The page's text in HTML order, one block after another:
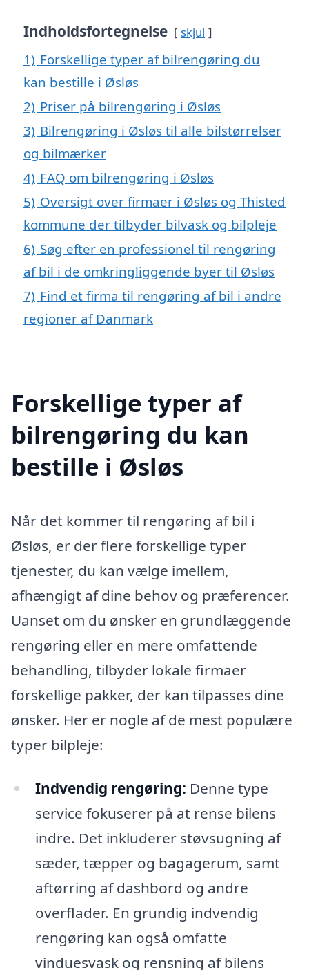
Indholdsfortegnelse skjul
1) Forskellige typer af bilrengøring du
kan bestille i Øsløs
2) Priser på bilrengøring i Øsløs
3) Bilrengøring i Øsløs til alle bilstørrelser
og bilmærker
4) FAQ om bilrengøring i Øsløs
5) Oversigt over firmaer i Øsløs og Thisted
kommune der tilbyder bilvask og bilpleje
6) Søg efter en professionel til rengøring
af bil i de omkringliggende byer til Øsløs
7) Find et firma til rengøring af bil i andre
regioner af Danmark
Forskellige typer af
bilrengøring du kan
bestille i Øsløs
Når det kommer til rengøring af bil i
Øsløs, er der flere forskellige typer
tjenester, du kan vælge imellem,
afhængigt af dine behov og præferencer.
Uanset om du ønsker en grundlæggende
rengøring eller en mere omfattende
behandling, tilbyder lokale firmaer
forskellige pakker, der kan tilpasses dine
ønsker. Her er nogle af de mest populære
typer bilpleje:
Indvendig rengøring: Denne type
service fokuserer på at rense bilens
indre. Det inkluderer støvsugning af
sæder, tæpper og bagagerum, samt
aftørring af dashbord og andre
overflader. En grundig indvendig
rengøring kan også omfatte
vinduesvask og rensning af bilens